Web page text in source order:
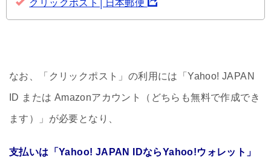
クリックポスト│日本郵便
なお、「クリックポスト」の利用には「Yahoo! JAPAN
ID または Amazonアカウント（どちらも無料で作成でき
ます）」が必要となり、
支払いは「Yahoo! JAPAN IDならYahoo!ウォレット」